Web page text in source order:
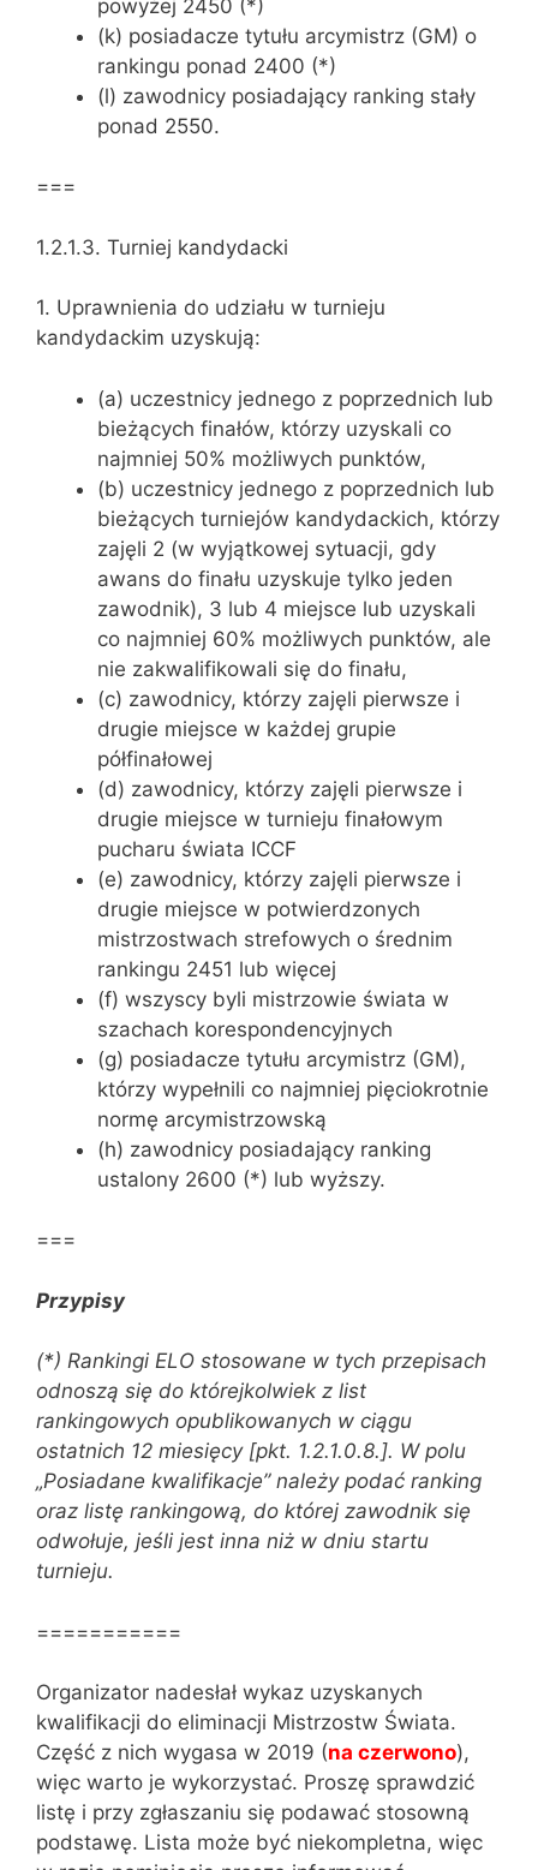
powyżej 2450 (*)
(k) posiadacze tytułu arcymistrz (GM) o
rankingu ponad 2400 (*)
(l) zawodnicy posiadający ranking stały
ponad 2550.
===
1.2.1.3. Turniej kandydacki
1. Uprawnienia do udziału w turnieju
kandydackim uzyskują:
(a) uczestnicy jednego z poprzednich lub
bieżących finałów, którzy uzyskali co
najmniej 50% możliwych punktów,
(b) uczestnicy jednego z poprzednich lub
bieżących turniejów kandydackich, którzy
zajęli 2 (w wyjątkowej sytuacji, gdy
awans do finału uzyskuje tylko jeden
zawodnik), 3 lub 4 miejsce lub uzyskali
co najmniej 60% możliwych punktów, ale
nie zakwalifikowali się do finału,
(c) zawodnicy, którzy zajęli pierwsze i
drugie miejsce w każdej grupie
półfinałowej
(d) zawodnicy, którzy zajęli pierwsze i
drugie miejsce w turnieju finałowym
pucharu świata ICCF
(e) zawodnicy, którzy zajęli pierwsze i
drugie miejsce w potwierdzonych
mistrzostwach strefowych o średnim
rankingu 2451 lub więcej
(f) wszyscy byli mistrzowie świata w
szachach korespondencyjnych
(g) posiadacze tytułu arcymistrz (GM),
którzy wypełnili co najmniej pięciokrotnie
normę arcymistrzowską
(h) zawodnicy posiadający ranking
ustalony 2600 (*) lub wyższy.
===
Przypisy
(*) Rankingi ELO stosowane w tych przepisach
odnoszą się do którejkolwiek z list
rankingowych opublikowanych w ciągu
ostatnich 12 miesięcy [pkt. 1.2.1.0.8.]. W polu
„Posiadane kwalifikacje” należy podać ranking
oraz listę rankingową, do której zawodnik się
odwołuje, jeśli jest inna niż w dniu startu
turnieju.
===========
Organizator nadesłał wykaz uzyskanych
kwalifikacji do eliminacji Mistrzostw Świata.
Część z nich wygasa w 2019 (na czerwono),
więc warto je wykorzystać. Proszę sprawdzić
listę i przy zgłaszaniu się podawać stosowną
podstawę. Lista może być niekompletna, więc